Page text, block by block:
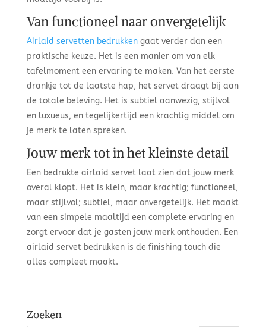
Van functioneel naar onvergetelijk
Airlaid servetten bedrukken gaat verder dan een
praktische keuze. Het is een manier om van elk
tafelmoment een ervaring te maken. Van het eerste
drankje tot de laatste hap, het servet draagt bij aan
de totale beleving. Het is subtiel aanwezig, stijlvol
en luxueus, en tegelijkertijd een krachtig middel om
je merk te laten spreken.
Jouw merk tot in het kleinste detail
Een bedrukte airlaid servet laat zien dat jouw merk
overal klopt. Het is klein, maar krachtig; functioneel,
maar stijlvol; subtiel, maar onvergetelijk. Het maakt
van een simpele maaltijd een complete ervaring en
zorgt ervoor dat je gasten jouw merk onthouden. Een
airlaid servet bedrukken is de finishing touch die
alles compleet maakt.
Zoeken